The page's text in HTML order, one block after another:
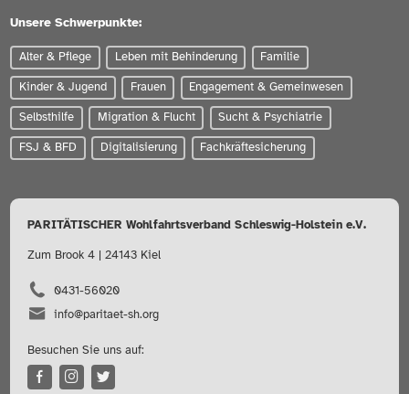
Unsere Schwerpunkte:
Alter & Pflege Leben mit Behinderung Familie
Kinder & Jugend Frauen Engagement & Gemeinwesen
Selbsthilfe Migration & Flucht Sucht & Psychiatrie
FSJ & BFD Digitalisierung Fachkräftesicherung
PARITÄTISCHER Wohlfahrtsverband Schleswig-Holstein e.V.
Zum Brook 4 | 24143 Kiel
0431-56020
info@paritaet-sh.org
Besuchen Sie uns auf: